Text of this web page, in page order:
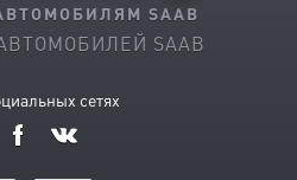
SAAB
SAAB
сетях